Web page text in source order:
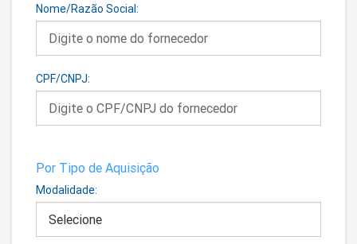
Nome/Razão Social:
CPF/CNPJ:
Por Tipo de Aquisição
Modalidade: